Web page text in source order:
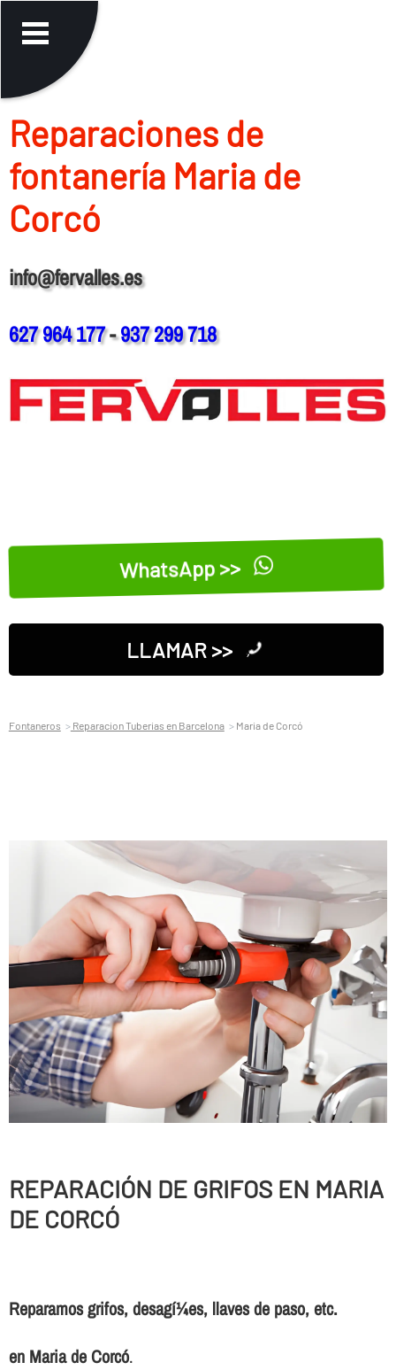
Reparaciones de
fontanerí­a Maria de
Corcó
info@fervalles.es
627 964 177-937 299 718
WhatsApp >>
LLAMAR >>
Fontaneros Reparacion Tuberias en Barcelona Maria de Corcó
REPARACIÓN DE GRIFOS EN MARIA
DE CORCÓ
Reparamos grifos, desagí¼es, llaves de paso, etc.
en Maria de Corcó.